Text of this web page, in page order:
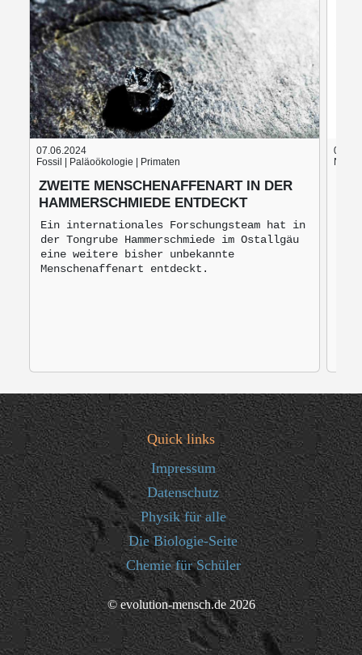
07.06.2024
Fossil | Paläoökologie | Primaten
ZWEITE MENSCHENAFFENART IN DER
HAMMERSCHMIEDE ENTDECKT
Ein internationales Forschungsteam hat in
der Tongrube Hammerschmiede im Ostallgäu
eine weitere bisher unbekannte
Menschenaffenart entdeckt.
Nach
Quick links
Impressum
Datenschutz
Physik für alle
Die Biologie-Seite
Chemie für Schüler
© evolution-mensch.de 2026